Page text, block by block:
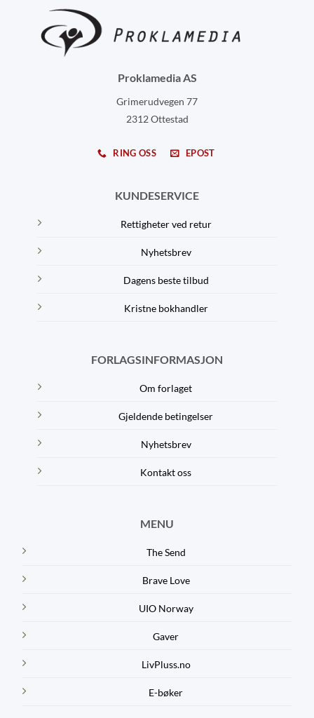
Proklamedia AS
Grimerudvegen 77
2312 Ottestad
RING OSS EPOST
KUNDESERVICE
Rettigheter ved retur
Nyhetsbrev
Dagens beste tilbud
Kristne bokhandler
FORLAGSINFORMASJON
Om forlaget
Gjeldende betingelser
Nyhetsbrev
Kontakt oss
MENU
The Send
Brave Love
UIO Norway
Gaver
LivPluss.no
E-bøker